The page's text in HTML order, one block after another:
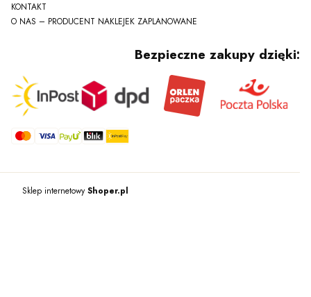
KONTAKT
O NAS – PRODUCENT NAKLEJEK ZAPLANOWANE
Bezpieczne zakupy dzięki:
Sklep internetowyShoper.pl